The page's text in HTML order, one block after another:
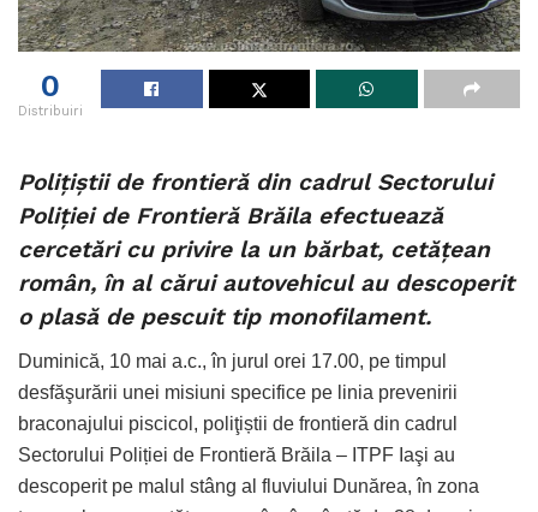
0
Distribuiri
Poliţiştii de frontieră din cadrul Sectorului
Poliției de Frontieră Brăila efectuează
cercetări cu privire la un bărbat, cetățean
român, în al cărui autovehicul au descoperit
o plasă de pescuit tip monofilament.
Duminică, 10 mai a.c., în jurul orei 17.00, pe timpul
desfăşurării unei misiuni specifice pe linia prevenirii
braconajului piscicol, poliţiștii de frontieră din cadrul
Sectorului Poliției de Frontieră Brăila – ITPF Iaşi au
descoperit pe malul stâng al fluviului Dunărea, în zona